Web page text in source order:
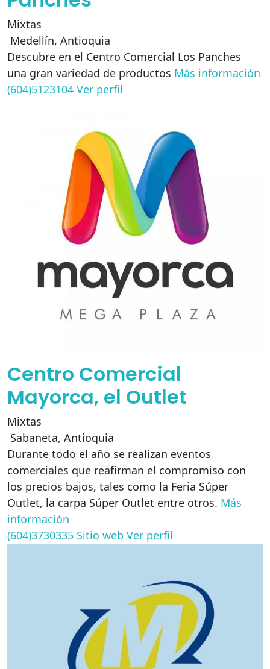
Mixtas
Medellín, Antioquia
Descubre en el Centro Comercial Los Panches
una gran variedad de productos Más información
(604)5123104 Ver perfil
Centro Comercial
Mayorca, el Outlet
Mixtas
Sabaneta, Antioquia
Durante todo el año se realizan eventos
comerciales que reafirman el compromiso con
los precios bajos, tales como la Feria Súper
Outlet, la carpa Súper Outlet entre otros. Más
información
(604)3730335 Sitio web Ver perfil